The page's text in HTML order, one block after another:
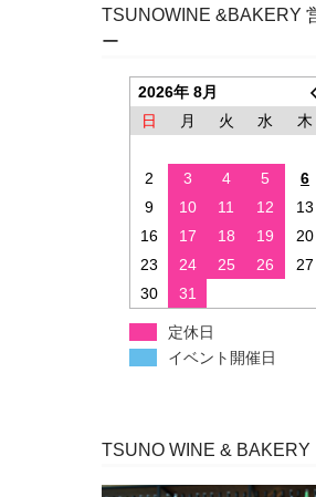
TSUNOWINE &BAKERY
ー
2026年 8月
日
月 火 水 木
2
3 4 5 6
9
10 11 12 13
16
17 18 19 20
23
24 25 26 27
30
31
定休日
イベント開催日
TSUNO WINE & BAKERY